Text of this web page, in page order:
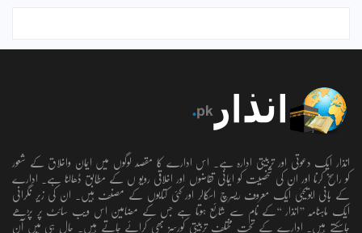
انذار ایک دعوتی اور تربیتی ادارہ ہے۔ اس ادارے کا مقصد لوگوں میں ایمان واخلاق کے شعور
کو راسخ کرنا اور ان کی شخصیت کو ایمانی تقاضوں اور اخلاقی رویو ں کے مطابق ڈھالنا ہے۔ ادارے
کے بانی ابویحییٰ ایک معروف ریسرچ اسکالر اور کئی کتابوں کے مصنف ہیں۔ ان کی زیر نگرانی
ایک ماہنامہ ’’انذار ‘‘کے نام سے شائع ہوتا ہے جس کے مضامین اس ویب سائٹ پر پڑھے
جاسکتے ہیں۔ ادارے کے تحت مختلف تربیتی کورسز بھی کرائے جاتے ہیں۔ حال ہی میں آن